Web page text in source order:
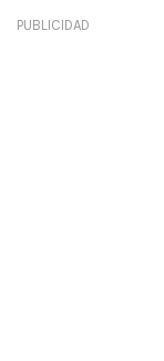
PUBLICIDAD